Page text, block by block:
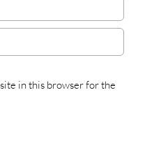
in this browser for the